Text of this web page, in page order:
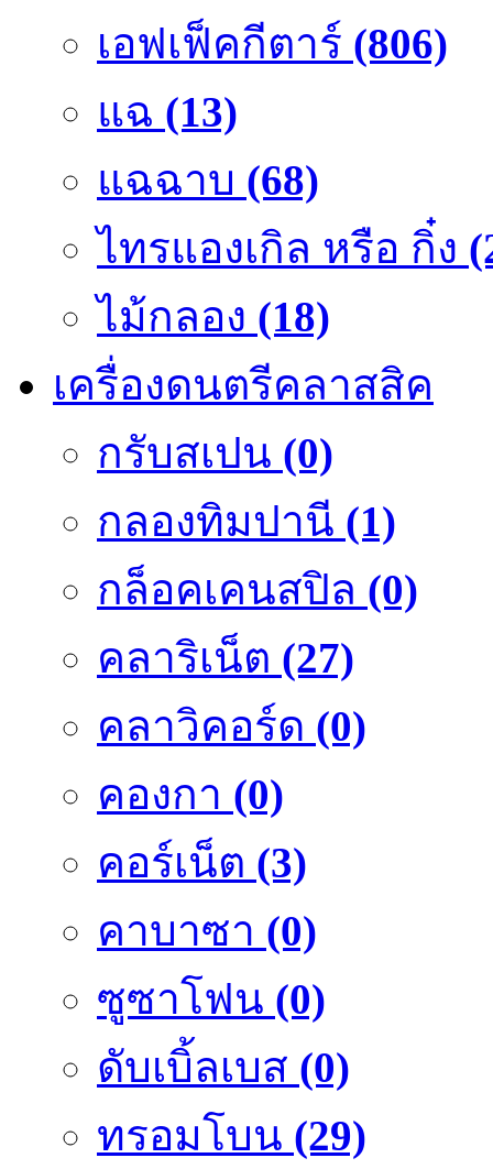
เอฟเฟ็คกีตาร์ (806)
แฉ (13)
แฉฉาบ (68)
ไทรแองเกิล หรือ กิ๋ง
ไม้กลอง (18)
เครื่องดนตรีคลาสสิค
กรับสเปน (0)
กลองทิมปานี (1)
กล็อคเคนสปิล (0)
คลาริเน็ต (27)
คลาวิคอร์ด (0)
คองกา (0)
คอร์เน็ต (3)
คาบาซา (0)
ซูซาโฟน (0)
ดับเบิ้ลเบส (0)
ทรอมโบน (29)